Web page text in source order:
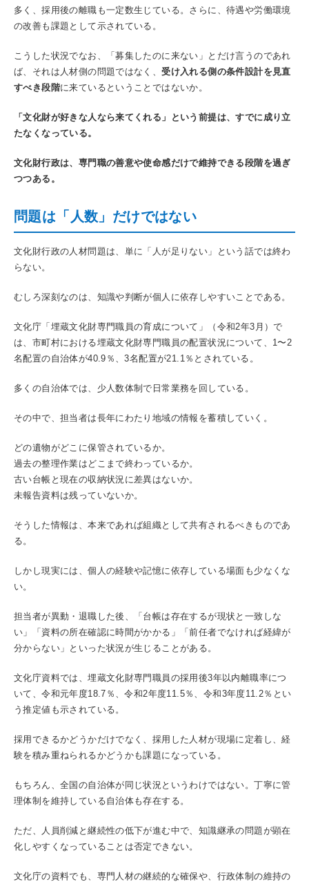
多く、採用後の離職も一定数生じている。さらに、待遇や労働環境
の改善も課題として示されている。
こうした状況でなお、「募集したのに来ない」とだけ言うのであれ
ば、それは人材側の問題ではなく、受け入れる側の条件設計を見直
すべき段階に来ているということではないか。
「文化財が好きな人なら来てくれる」という前提は、すでに成り立
たなくなっている。
文化財行政は、専門職の善意や使命感だけで維持できる段階を過ぎ
つつある。
問題は「人数」だけではない
文化財行政の人材問題は、単に「人が足りない」という話では終わ
らない。
むしろ深刻なのは、知識や判断が個人に依存しやすいことである。
文化庁「埋蔵文化財専門職員の育成について」（令和2年3月）で
は、市町村における埋蔵文化財専門職員の配置状況について、1〜2
名配置の自治体が40.9％、3名配置が21.1％とされている。
多くの自治体では、少人数体制で日常業務を回している。
その中で、担当者は長年にわたり地域の情報を蓄積していく。
どの遺物がどこに保管されているか。
過去の整理作業はどこまで終わっているか。
古い台帳と現在の収納状況に差異はないか。
未報告資料は残っていないか。
そうした情報は、本来であれば組織として共有されるべきものであ
る。
しかし現実には、個人の経験や記憶に依存している場面も少なくな
い。
担当者が異動・退職した後、「台帳は存在するが現状と一致しな
い」「資料の所在確認に時間がかかる」「前任者でなければ経緯が
分からない」といった状況が生じることがある。
文化庁資料では、埋蔵文化財専門職員の採用後3年以内離職率につ
いて、令和元年度18.7％、令和2年度11.5％、令和3年度11.2％とい
う推定値も示されている。
採用できるかどうかだけでなく、採用した人材が現場に定着し、経
験を積み重ねられるかどうかも課題になっている。
もちろん、全国の自治体が同じ状況というわけではない。丁寧に管
理体制を維持している自治体も存在する。
ただ、人員削減と継続性の低下が進む中で、知識継承の問題が顕在
化しやすくなっていることは否定できない。
文化庁の資料でも、専門人材の継続的な確保や、行政体制の維持の